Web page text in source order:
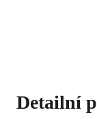
Detailní